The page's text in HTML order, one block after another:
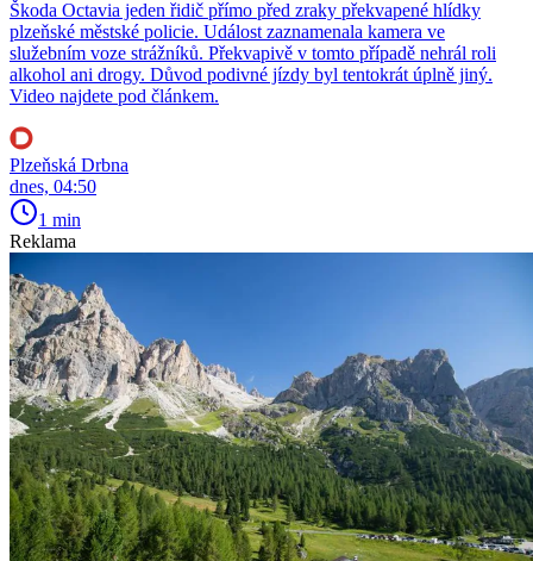
Škoda Octavia jeden řidič přímo před zraky překvapené hlídky
plzeňské městské policie. Událost zaznamenala kamera ve
služebním voze strážníků. Překvapivě v tomto případě nehrál roli
alkohol ani drogy. Důvod podivné jízdy byl tentokrát úplně jiný.
Video najdete pod článkem.
Plzeňská Drbna
dnes, 04:50
1 min
Reklama